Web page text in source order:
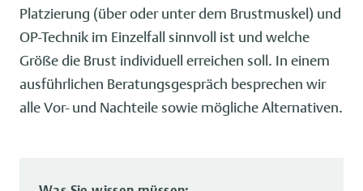
Platzierung (über oder unter dem Brustmuskel) und
OP-Technik im Einzelfall sinnvoll ist und welche
Größe die Brust individuell erreichen soll. In einem
ausführlichen Beratungsgespräch besprechen wir
alle Vor- und Nachteile sowie mögliche Alternativen.